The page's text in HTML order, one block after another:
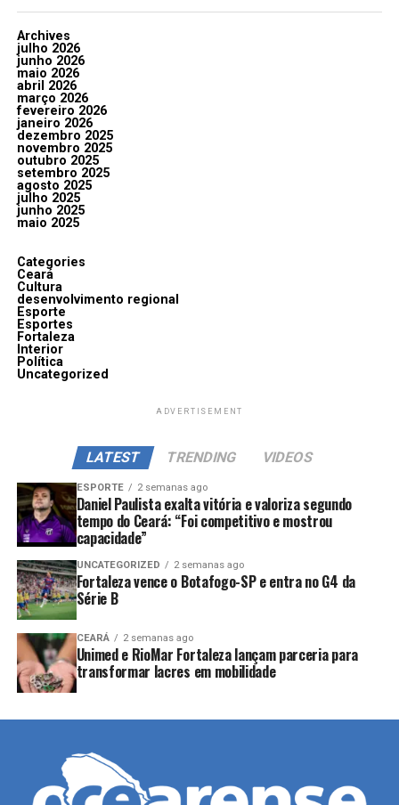
Archives
julho 2026
junho 2026
maio 2026
abril 2026
março 2026
fevereiro 2026
janeiro 2026
dezembro 2025
novembro 2025
outubro 2025
setembro 2025
agosto 2025
julho 2025
junho 2025
maio 2025
Categories
Ceará
Cultura
desenvolvimento regional
Esporte
Esportes
Fortaleza
Interior
Política
Uncategorized
ADVERTISEMENT
LATEST TRENDING VIDEOS
ESPORTE 2 semanas ago
Daniel Paulista exalta vitória e valoriza segundo
tempo do Ceará: “Foi competitivo e mostrou
capacidade”
UNCATEGORIZED 2 semanas ago
Fortaleza vence o Botafogo-SP e entra no G4 da
Série B
CEARÁ 2 semanas ago
Unimed e RioMar Fortaleza lançam parceria para
transformar lacres em mobilidade